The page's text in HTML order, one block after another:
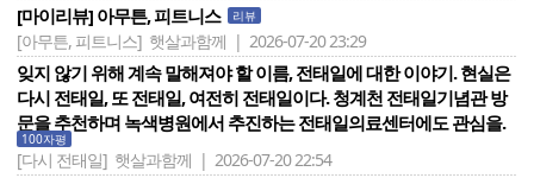
[마이리뷰] 아무튼, 피트니스 리뷰
[아무튼, 피트니스] 햇살과함께 | 2026-07-20 23:29
잊지 않기 위해 계속 말해져야 할 이름, 전태일에 대한 이야기. 현실은
다시 전태일, 또 전태일, 여전히 전태일이다. 청계천 전태일기념관 방
문을 추천하며 녹색병원에서 추진하는 전태일의료센터에도 관심을.
100자평
[다시 전태일] 햇살과함께 | 2026-07-20 22:54